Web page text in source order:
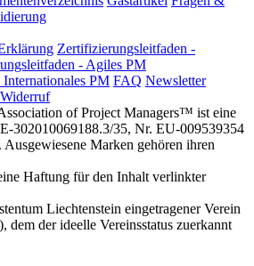
Zertifizierungsleitfaden -
- Agiles PM
PM FAQ Newsletter
Widerruf
of Project Managers™ ist eine
302010069188.3/35, Nr. EU-009539354
Marken gehören ihren
Haftung für den Inhalt verlinkter
Liechtenstein eingetragener Verein
der ideelle Vereinsstatus zuerkannt